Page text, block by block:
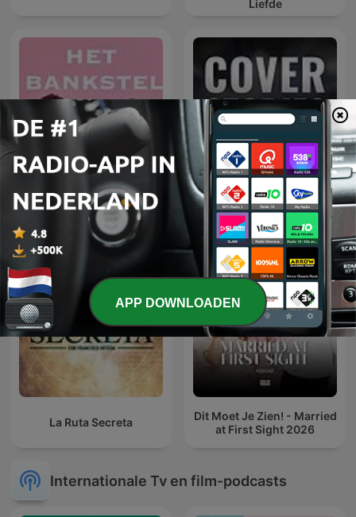
Liefde
Het Bankstel
Cover Stories: Spies,
Books & Entertainment
La Ruta Secreta
Dit Moet Je Zien! - Married
at First Sight 2026
Internationale Tv en film-podcasts
APP DOWNLOADEN